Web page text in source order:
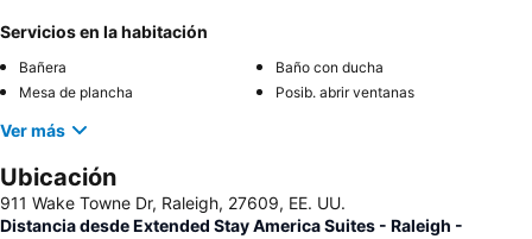
Servicios en la habitación
Bañera
Baño con ducha
Mesa de plancha
Posib. abrir ventanas
Ver más
Ubicación
911 Wake Towne Dr, Raleigh, 27609, EE. UU.
Distancia desde Extended Stay America Suites - Raleigh -